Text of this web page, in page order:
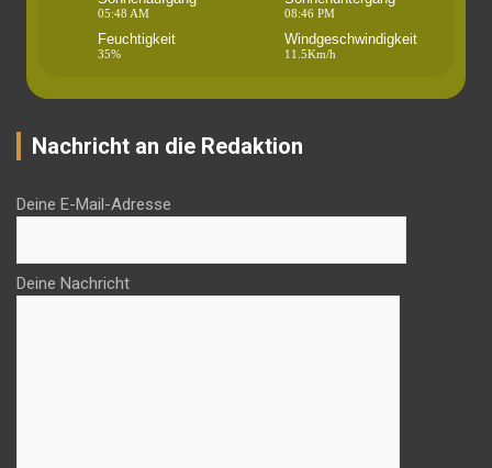
05:48 AM 08:46 PM
Feuchtigkeit
35%
Windgeschwindigkeit
11.5Km/h
Nachricht an die Redaktion
Deine E-Mail-Adresse
Deine Nachricht